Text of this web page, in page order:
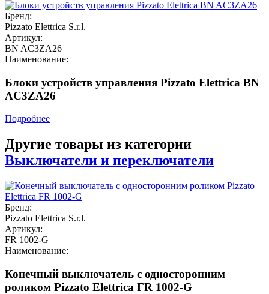
Бренд:
Pizzato Elettrica S.r.l.
Артикул:
BN AC3ZA26
Наименование:
Блоки устройств управления Pizzato Elettrica BN
AC3ZA26
Подробнее
Другие товары из категории
Выключатели и переключатели
Бренд:
Pizzato Elettrica S.r.l.
Артикул:
FR 1002-G
Наименование:
Конечный выключатель с односторонним
роликом Pizzato Elettrica FR 1002-G